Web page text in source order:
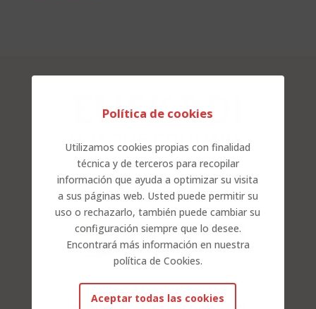
Política de cookies
Utilizamos cookies propias con finalidad
técnica y de terceros para recopilar
información que ayuda a optimizar su visita
a sus páginas web. Usted puede permitir su
uso o rechazarlo, también puede cambiar su
configuración siempre que lo desee.
Encontrará más información en nuestra
política de Cookies.
Aceptar todas las cookies